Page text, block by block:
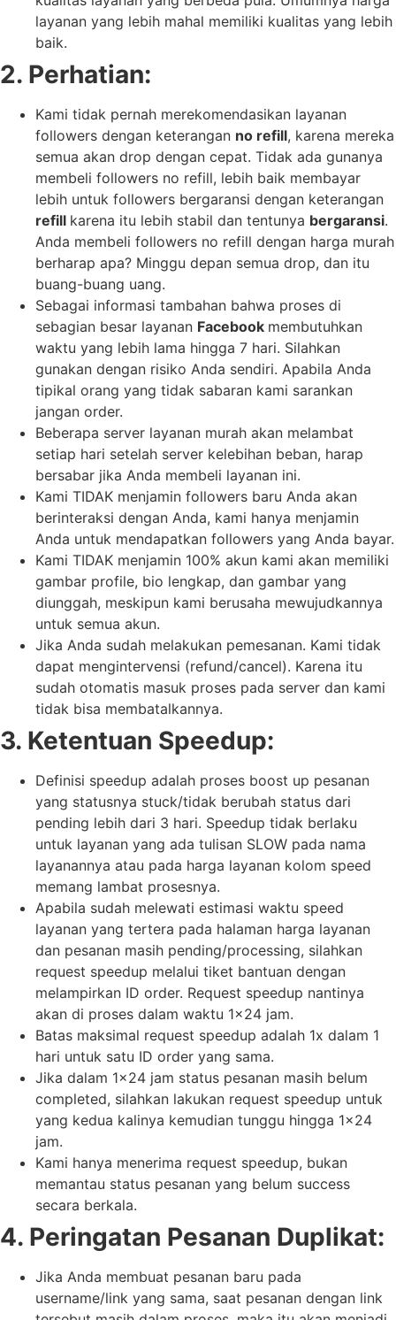
layanan yang lebih mahal memiliki kualitas yang lebih
baik.
2. Perhatian:
Kami tidak pernah merekomendasikan layanan
followers dengan keterangan no refill, karena mereka
semua akan drop dengan cepat. Tidak ada gunanya
membeli followers no refill, lebih baik membayar
lebih untuk followers bergaransi dengan keterangan
refill karena itu lebih stabil dan tentunya bergaransi.
Anda membeli followers no refill dengan harga murah
berharap apa? Minggu depan semua drop, dan itu
buang-buang uang.
Sebagai informasi tambahan bahwa proses di
sebagian besar layanan Facebook membutuhkan
waktu yang lebih lama hingga 7 hari. Silahkan
gunakan dengan risiko Anda sendiri. Apabila Anda
tipikal orang yang tidak sabaran kami sarankan
jangan order.
️Beberapa server layanan murah akan melambat
setiap hari setelah server kelebihan beban, harap
bersabar jika Anda membeli layanan ini.
Kami TIDAK menjamin followers baru Anda akan
berinteraksi dengan Anda, kami hanya menjamin
Anda untuk mendapatkan followers yang Anda bayar.
️Kami TIDAK menjamin 100% akun kami akan memiliki
gambar profile, bio lengkap, dan gambar yang
diunggah, meskipun kami berusaha mewujudkannya
untuk semua akun.
Jika Anda sudah melakukan pemesanan. Kami tidak
dapat mengintervensi (refund/cancel). Karena itu
sudah otomatis masuk proses pada server dan kami
tidak bisa membatalkannya.
3. Ketentuan Speedup:
Definisi speedup adalah proses boost up pesanan
yang statusnya stuck/tidak berubah status dari
pending lebih dari 3 hari. Speedup tidak berlaku
untuk layanan yang ada tulisan SLOW pada nama
layanannya atau pada harga layanan kolom speed
memang lambat prosesnya.
Apabila sudah melewati estimasi waktu speed
layanan yang tertera pada halaman harga layanan
dan pesanan masih pending/processing, silahkan
request speedup melalui tiket bantuan dengan
melampirkan ID order. Request speedup nantinya
akan di proses dalam waktu 1×24 jam.
Batas maksimal request speedup adalah 1x dalam 1
hari untuk satu ID order yang sama.
Jika dalam 1×24 jam status pesanan masih belum
completed, silahkan lakukan request speedup untuk
yang kedua kalinya kemudian tunggu hingga 1×24
jam.
Kami hanya menerima request speedup, bukan
memantau status pesanan yang belum success
secara berkala.
4. Peringatan Pesanan Duplikat:
Jika Anda membuat pesanan baru pada
username/link yang sama, saat pesanan dengan link